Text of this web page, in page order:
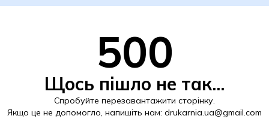
500
Щось пішло не так...
Спробуйте перезавантажити сторінку.
Якщо це не допомогло, напишіть нам: drukarnia.ua@gmail.com